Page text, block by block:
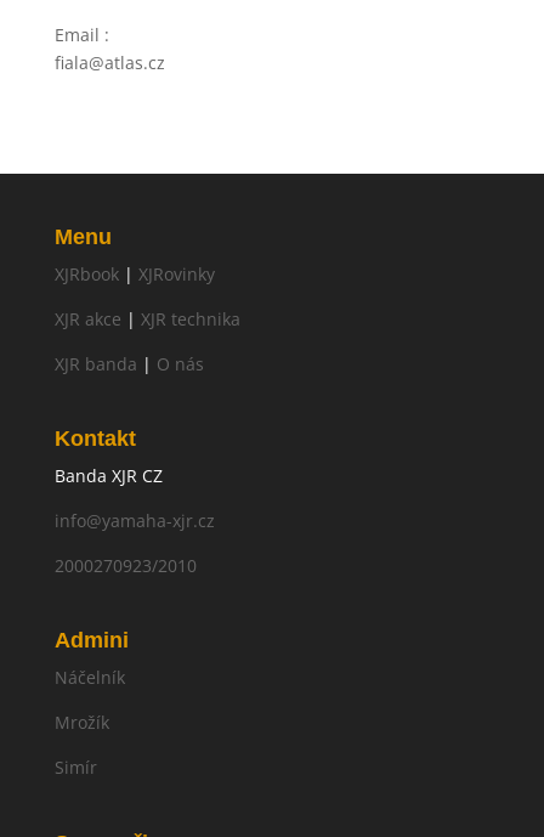
Email :
fiala@atlas.cz
Menu
XJRbook| XJRovinky
XJR akce | XJR technika
XJR banda | O nás
Kontakt
Banda XJR CZ
info@yamaha-xjr.cz
2000270923/2010
Admini
Náčelník
Mrožík
Simír